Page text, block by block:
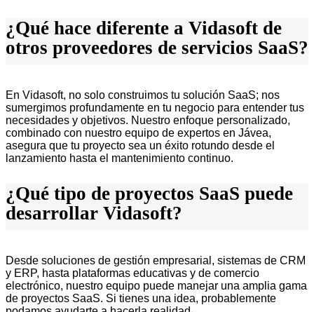
¿Qué hace diferente a Vidasoft de
otros proveedores de servicios SaaS?
En Vidasoft, no solo construimos tu solución SaaS; nos
sumergimos profundamente en tu negocio para entender tus
necesidades y objetivos. Nuestro enfoque personalizado,
combinado con nuestro equipo de expertos en Jávea,
asegura que tu proyecto sea un éxito rotundo desde el
lanzamiento hasta el mantenimiento continuo.
¿Qué tipo de proyectos SaaS puede
desarrollar Vidasoft?
Desde soluciones de gestión empresarial, sistemas de CRM
y ERP, hasta plataformas educativas y de comercio
electrónico, nuestro equipo puede manejar una amplia gama
de proyectos SaaS. Si tienes una idea, probablemente